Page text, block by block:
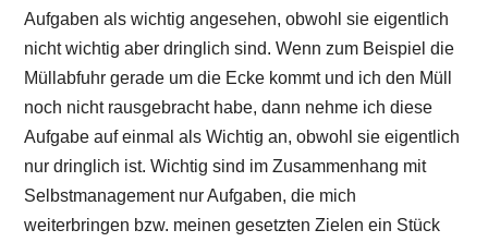
Aufgaben als wichtig angesehen, obwohl sie eigentlich
nicht wichtig aber dringlich sind. Wenn zum Beispiel die
Müllabfuhr gerade um die Ecke kommt und ich den Müll
noch nicht rausgebracht habe, dann nehme ich diese
Aufgabe auf einmal als Wichtig an, obwohl sie eigentlich
nur dringlich ist. Wichtig sind im Zusammenhang mit
Selbstmanagement nur Aufgaben, die mich
weiterbringen bzw. meinen gesetzten Zielen ein Stück